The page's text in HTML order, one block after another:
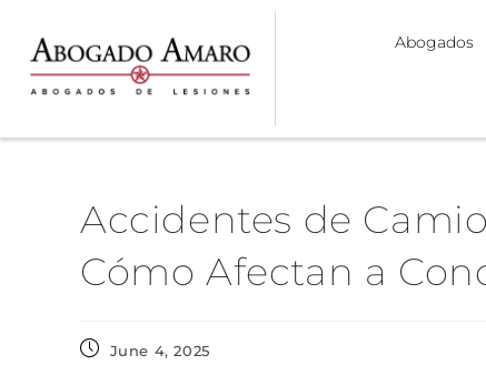
Abogados
Accidentes de
Cómo Afectan a
June 4, 2025